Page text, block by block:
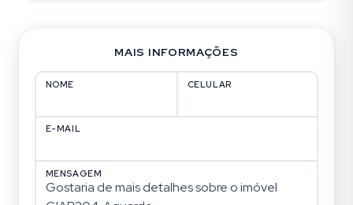
MAIS INFORMAÇÕES
NOME CELULAR
E-MAIL
MENSAGEM